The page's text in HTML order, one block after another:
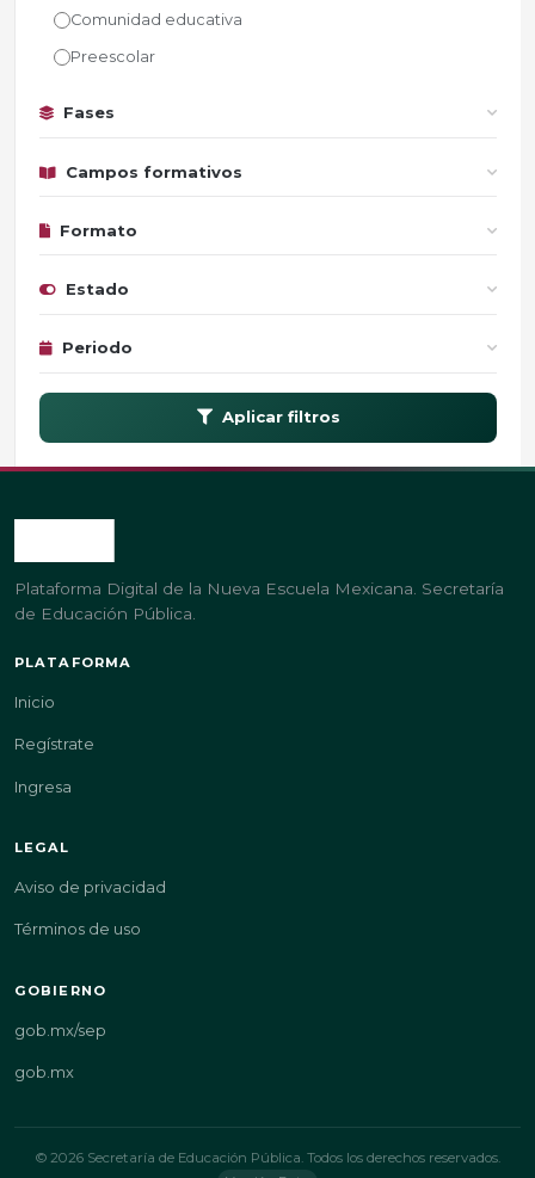
Comunidad educativa
Preescolar
Fases
Campos formativos
Formato
Estado
Periodo
Aplicar filtros
Plataforma Digital de la Nueva Escuela Mexicana. Secretaría
de Educación Pública.
PLATAFORMA
Inicio
Regístrate
Ingresa
LEGAL
Aviso de privacidad
Términos de uso
GOBIERNO
gob.mx/sep
gob.mx
© 2026 Secretaría de Educación Pública. Todos los derechos reservados.